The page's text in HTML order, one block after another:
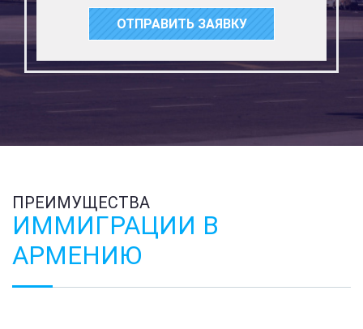
ОТПРАВИТЬ ЗАЯВКУ
ПРЕИМУЩЕСТВА
ИММИГРАЦИИ В
АРМЕНИЮ